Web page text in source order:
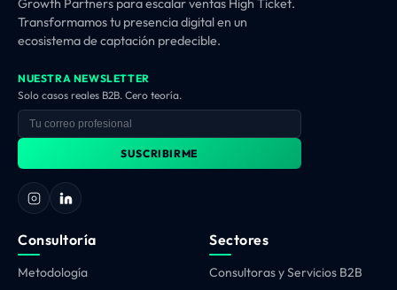
Growth Partners para escalar ventas High Ticket.
Transformamos tu presencia digital en un
ecosistema de captación predecible.
NUESTRA NEWSLETTER
Solo casos reales B2B. Cero teoría.
SUSCRIBIRME
Consultoría
Metodología
Sectores
Consultoras y Servicios B2B